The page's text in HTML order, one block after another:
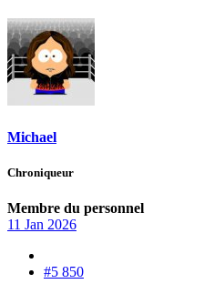
Michael
Chroniqueur
Membre du personnel
11 Jan 2026
#5 850